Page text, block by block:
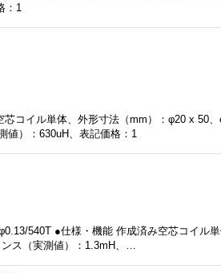
：1
コイル単体、外形寸法（mm）：φ20 x 50
値）：630uH、表記価格：1
540T ●仕様・機能 作成済み空芯コイル
ス（実測値）：1.3mH、…